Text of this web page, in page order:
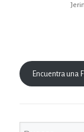
Encuentra una